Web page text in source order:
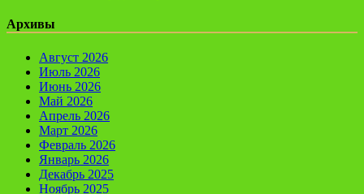
Архивы
Август 2026
Июль 2026
Июнь 2026
Май 2026
Апрель 2026
Март 2026
Февраль 2026
Январь 2026
Декабрь 2025
Ноябрь 2025